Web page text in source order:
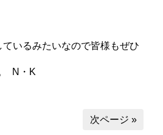
いるみたいなので皆様もぜひ
N・K
次ページ »